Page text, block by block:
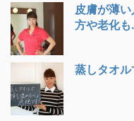
皮膚が薄
方や老化も
蒸しタオル